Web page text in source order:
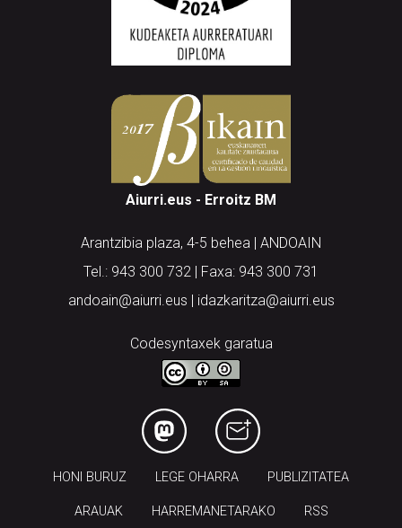
Aiurri.eus - Erroitz BM
Arantzibia plaza, 4-5 behea | ANDOAIN
Tel.: 943 300 732 | Faxa: 943 300 731
andoain@aiurri.eus | idazkaritza@aiurri.eus
Codesyntaxek garatua
HONI BURUZ LEGE OHARRA PUBLIZITATEA
ARAUAK HARREMANETARAKO RSS